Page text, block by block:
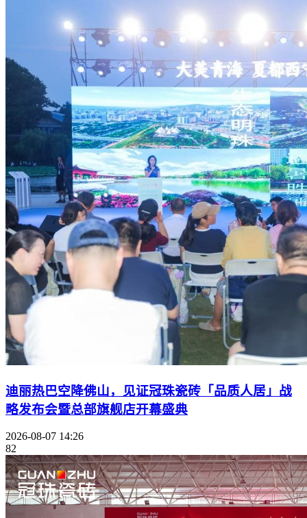
迪丽热巴空降佛山，见证冠珠瓷砖「品质人居」战
略发布会暨总部旗舰店开幕盛典
2026-08-07 14:26
82